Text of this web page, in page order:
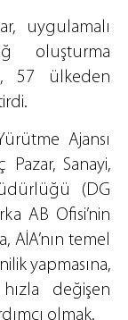
uygulamalı
oluşturma
57 ülkeden
Ajansı
Sanayi,
(DG
AB Ofisi’nin
temel
yapmasına,
değişen
olmak.